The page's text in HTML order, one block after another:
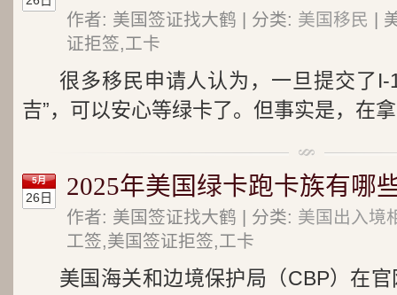
作者: 美国签证找大鹤 | 分类: 美国移民 |
证拒签,工卡
很多移民申请人认为，一旦提交了I-
吉”，可以安心等绿卡了。但事实是，在
5月
26日 2025年美国绿卡跑卡族有哪
作者: 美国签证找大鹤 | 分类: 美国出入境
工签,美国签证拒签,工卡
美国海关和边境保护局（CBP）在